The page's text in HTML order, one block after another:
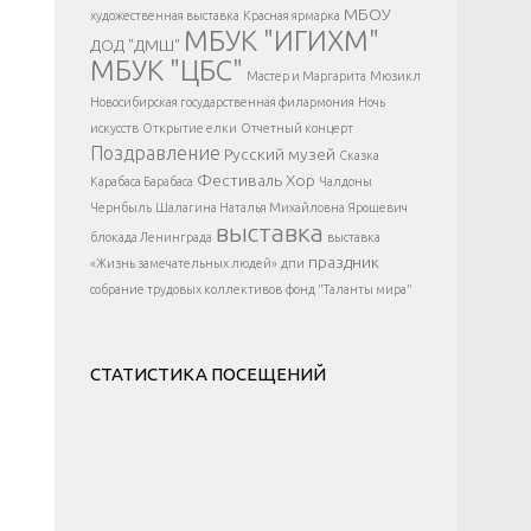
</div >
художественная выставка Красная ярмарка МБОУ
ДОД "ДМШ" МБУК "ИГИХМ"
МБУК "ЦБС" Мастер и Маргарита Мюзикл
Новосибирская государственная филармония Ночь
искусств Открытие елки Отчетный концерт
Поздравление Русский музей Сказка
Карабаса Барабаса ФестивальХор Чалдоны
Чернбыль Шалагина Наталья Михайловна Ярошевич
блокада Ленинграда выставка выставка
«Жизнь замечательных людей» дпи праздник
собрание трудовых коллективов фонд "Таланты мира"
СТАТИСТИКА ПОСЕЩЕНИЙ